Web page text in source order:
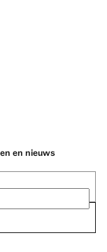
en nieuws